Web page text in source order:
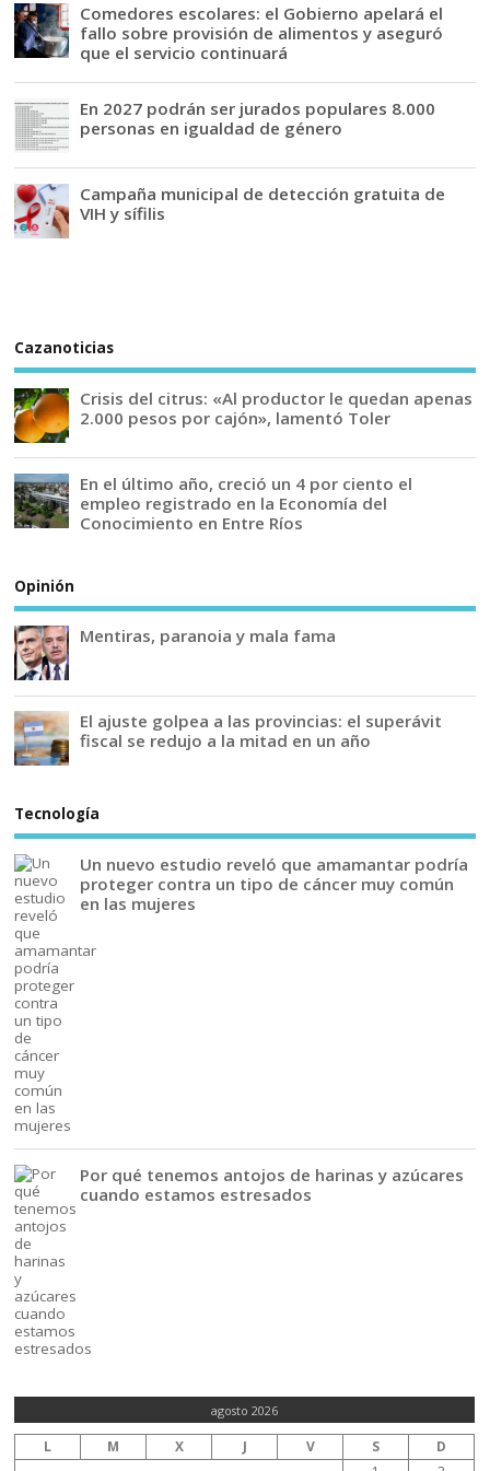
Comedores escolares: el Gobierno apelará el
fallo sobre provisión de alimentos y aseguró
que el servicio continuará
En 2027 podrán ser jurados populares 8.000
personas en igualdad de género
Campaña municipal de detección gratuita de
VIH y sífilis
Cazanoticias
Crisis del citrus: «Al productor le quedan apenas
2.000 pesos por cajón», lamentó Toler
En el último año, creció un 4 por ciento el
empleo registrado en la Economía del
Conocimiento en Entre Ríos
Opinión
Mentiras, paranoia y mala fama
El ajuste golpea a las provincias: el superávit
fiscal se redujo a la mitad en un año
Tecnología
Un nuevo estudio reveló que amamantar podría
proteger contra un tipo de cáncer muy común
en las mujeres
Por qué tenemos antojos de harinas y azúcares
cuando estamos estresados
agosto 2026
L M X J V S
D